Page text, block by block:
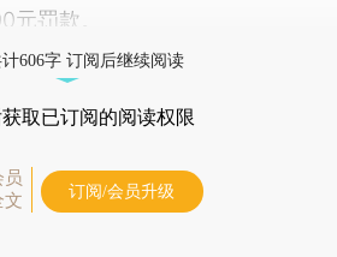
元罚款。
606字 订阅后继续阅读
获取已订阅的阅读权限
员
文
订阅/会员升级